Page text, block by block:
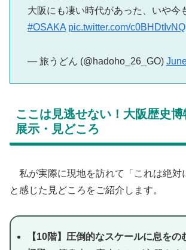
大阪にも凄い時代があった、いや今
#OSAKA pic.twitter.com/c0BHDtIvNQ
— 旅うどん (@hadoho_26_GO)
ここは見逃せない！大阪歴史
展示・見どころ
私が実際に現地を訪れて「これは絶対
と感じた見どころをご紹介します。
【10階】圧倒的なスケールに息をの